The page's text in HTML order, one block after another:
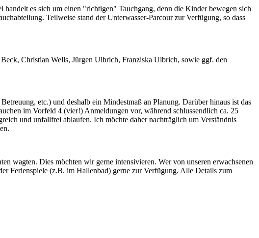
es sich um einen "richtigen" Tauchgang, denn die Kinder bewegen sich
Teilweise stand der Unterwasser-Parcour zur Verfügung, so dass
Christian Wells, Jürgen Ulbrich, Franziska Ulbrich, sowie ggf. den
etc.) und deshalb ein Mindestmaß an Planung. Darüber hinaus ist das
im Vorfeld 4 (vier!) Anmeldungen vor, während schlussendlich ca. 25
und unfallfrei ablaufen. Ich möchte daher nachträglich um Verständnis
wagten. Dies möchten wir gerne intensivieren. Wer von unseren erwachsenen
Ferienspiele (z.B. im Hallenbad) gerne zur Verfügung. Alle Details zum